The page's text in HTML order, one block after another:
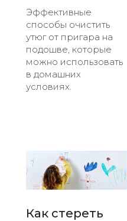
Эффективные
способы очистить
утюг от пригара на
подошве, которые
можно использовать
в домашних
условиях.
Как стереть